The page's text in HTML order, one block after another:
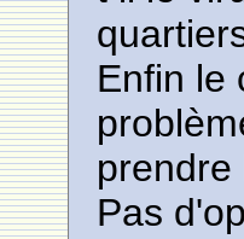
Enfin le
Pas